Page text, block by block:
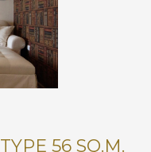
TYPE 56 SQ.M.